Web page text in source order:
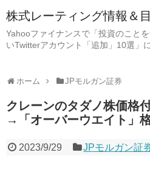
株式レーティング情報＆
Yahooファイナンスで「投資のこと
いTwitterアカウント「追加」10選」
ホーム JPモルガン証券
クレーンのタダノ株価格
→「オーバーウエイト」
2023/9/29 JPモルガン証